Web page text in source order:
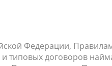
партнёрство
Федерации,
типовых договоров